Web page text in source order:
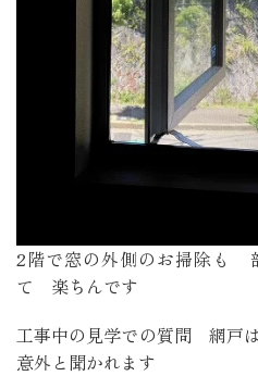
2階で窓の外側のお掃除も
て 楽ちんです
工事中の見学での質問 網戸
意外と聞かれます